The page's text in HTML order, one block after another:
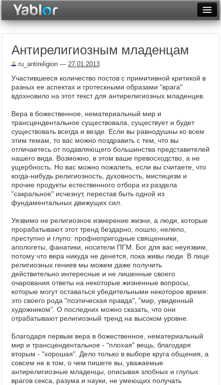
Неделя
Рейтинги
Фототоп
Видеотоп
Антирелигиозным младенцам
ru_antireligion — 27.01.2013
Участившееся количество постов с примитивной критикой в
разных ее аспектах и гротескными образами "врага"
вдохновило на этот текст для антирелигиозных младенцев.
Вера в божественное, нематериальный мир и
трансцендентальное существовала, существует и будет
существовать всегда и везде. Если вы равнодушны ко всем
этим темам, то вас можно поздравить с тем, что вы
отличаетесь от подавляющего большинства представителей
нашего вида. Возможно, в этом ваше превосходство, а не
ущербность. Но вас можно пожалеть, если вы считаете, что
когда-нибудь религиозность, духовность, мистицизм и
прочие продукты естественного отбора из раздела
"сакральное" исчезнут, перестав быть одной из
фундаментальных движущих сил.
Уязвимо не религиозное измерение жизни, а люди, которые
прорабатывают этот тренд бездарно, пошло, нелепо,
преступно и глупо: профнепригодные священники,
апологеты, фанатики, носители ПГМ. Бог для вас неуязвим,
потому что вера никуда не денется, пока живы люди. В лице
религиозных гениев мы можем даже получить
действительно интересные и не лишенные своего
очарования ответы на некоторые жизненные вопросы,
которые могут оставаться убедительными некоторое время:
это своего рода "поэтическая правда", "мир, увиденный
художником". О последних можно сказать, что они
отрабатывают религиозный тренд на высоком уровне.
Благодаря первым вера в божественное, нематериальный
мир и трансцендентальное - "плохая" вещь, благодаря
вторым - "хорошая". Дело только в выборе круга общения, а
совсем не в том, о чем пишете вы, уважаемые
антирелигиозные младенцы, описывая злобных и глупых
врагов секса, разума и науки, не умеющих получать